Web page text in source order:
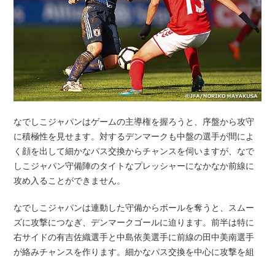
なでしこジャパンはゲームの主導権を握ろうと、序盤から攻守
に積極性を見せます。対するデンマークも中盤の選手が間によ
く顔を出して細かなパス交換からチャンスを伺いますが、なで
しこジャパン守備陣のタイトなプレッシャーになかなか前線に
攻め入ることができません。
なでしこジャパンは連動した守備からボールを奪うと、スムー
ズに攻撃につなぎ、デンマークゴールに迫ります。前半は特に
右サイドの有吉佐織選手と中島依美選手に前線の田中美南選手
が絡みチャンスを作ります。細かなパス交換を中心に攻撃を組